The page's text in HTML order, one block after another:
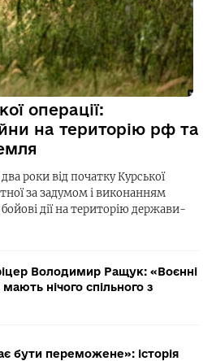
операції:
на територію рф та
роки від початку Курської
за задумом і виконанням
дії на територію держави-
Володимир Ращук: «Воєнні
нічого спільного з
бути переможене»: історія